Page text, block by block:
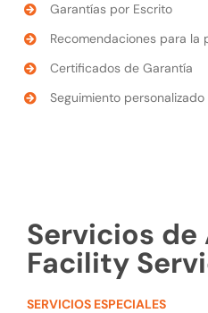
Garantías por Escrito
Recomendaciones para la
Certificados de Garantía
Seguimiento personalizado
Servicios de
Facility
SERVICIOS ESPECIALES